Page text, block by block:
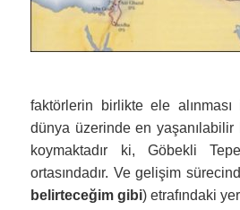
faktörlerin birlikte ele
dünya üzerinde en yaşanılabilir
koymaktadır ki, Göbekli
ortasındadır. Ve gelişim
belirteceğim gibi) etrafındaki